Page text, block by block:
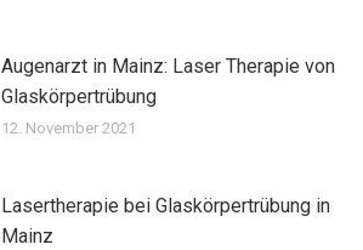
Augenarzt in Mainz: Laser Therapie von
Glaskörpertrübung
12. November 2021
Lasertherapie bei Glaskörpertrübung in
Mainz